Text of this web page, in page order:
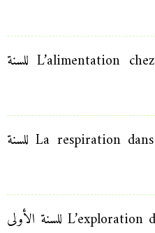
درس L’alimentation chez les êtres vivants للسنة
درس La respiration dans différents milieux للسنة
درس L’exploration des milieux naturels للسنة الأولى